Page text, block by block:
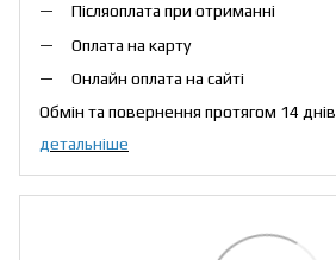
Післяоплата при отриманні
Оплата на карту
Онлайн оплата на сайті
Обмін та повернення протягом 14 днів
детальніше